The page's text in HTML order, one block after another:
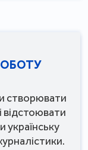
створювати
відстоювати
українську